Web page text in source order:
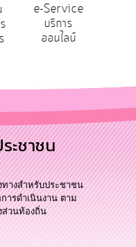
e-Service
บริการ
ออนไลน์
ะชาชน
างสำหรับประชาชน
ารดำเนินงาน ตาม
ส่วนท้องถิ่น